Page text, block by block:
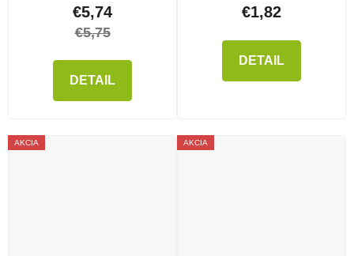
€5,74
€5,75
DETAIL
€1,82
DETAIL
AKCIA AKCIA